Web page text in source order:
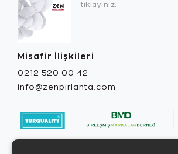
tıklayınız.
Misafir İlişkileri
0212 520 00 42
info@zenpirlanta.com